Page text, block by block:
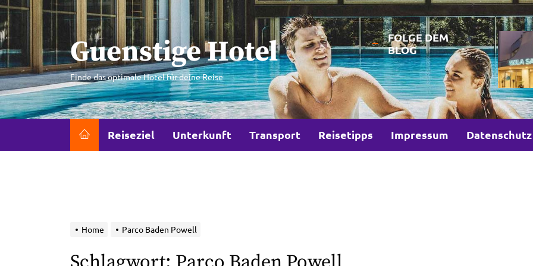
Skip
to
the
content
Guenstige Hotel
Finde das optimale Hotel für deine Reise
FOLGE DEM
BLOG
Reiseziel Unterkunft Transport Reisetipps Impressum Datenschutz
Home Parco Baden Powell